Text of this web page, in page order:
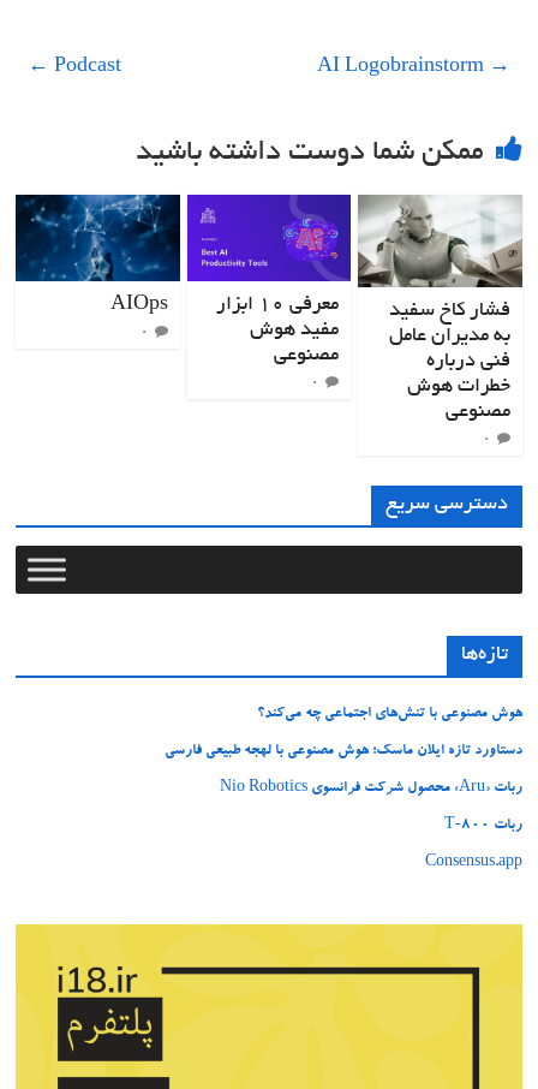
→
AI Logobrainstorm
Podcast
←
ممکن شما دوست داشته باشید
فشار کاخ سفید
به مدیران عامل
فنی درباره
خطرات هوش
مصنوعی
۰
معرفی ۱۰ ابزار
مفید هوش
مصنوعی
۰
AIOps
۰
دسترسی سریع
تازه‌ها
هوش مصنوعی با تنش‌های اجتماعی چه می‌کند؟
دستاورد تازه ایلان ماسک؛ هوش مصنوعی با لهجه طبیعی فارسی
ربات «Aru» محصول شرکت فرانسوی Nio Robotics
ربات T‑800
Consensus.app